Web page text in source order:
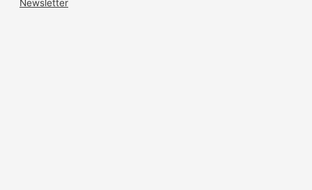
Newsletter